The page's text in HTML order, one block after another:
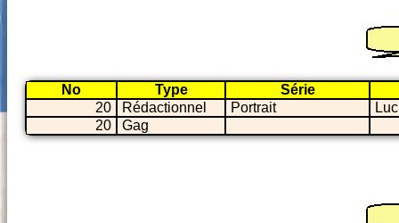
No Type
Série
20
Rédactionnel Portrait
20
Gag